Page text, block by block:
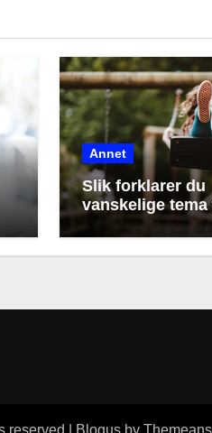
Annet
Slik forklarer du
vanskelige
reserved Blogus by